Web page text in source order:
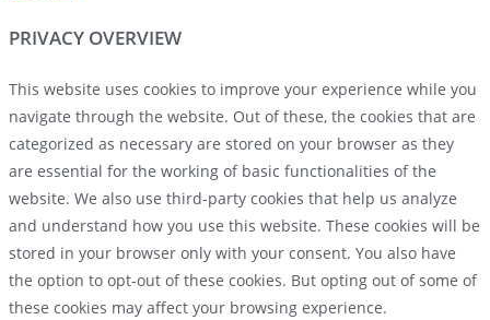
PRIVACY OVERVIEW
This website uses cookies to improve your experience while you
navigate through the website. Out of these, the cookies that are
categorized as necessary are stored on your browser as they
are essential for the working of basic functionalities of the
website. We also use third-party cookies that help us analyze
and understand how you use this website. These cookies will be
stored in your browser only with your consent. You also have
the option to opt-out of these cookies. But opting out of some of
these cookies may affect your browsing experience.